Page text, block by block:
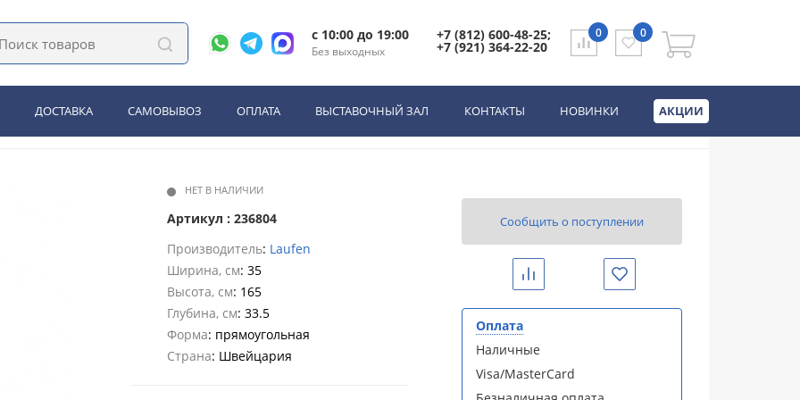
c 10:00 до 19:00
Без выходных
+7 (812) 600-48-25;
+7 (921) 364-22-20
0 0
ДОСТАВКА САМОВЫВОЗ ОПЛАТА ВЫСТАВОЧНЫЙ ЗАЛ КОНТАКТЫ НОВИНКИ АКЦИИ
в ванную комнату
слева, 4 стеклянные полки, белый матовый (4.0202.1.075.463.R)
Case 350х335х1650мм, с 1 дверцей, петли
белый матовый (4.0202.1.075.463.R)
НЕТ В НАЛИЧИИ
Артикул : 236804
Производитель: Laufen
Ширина, см: 35
Высота, см: 165
Глубина, см: 33.5
Форма: прямоугольная
Страна: Швейцария
Сообщить о поступлении
Сравнить Избранное
Оплата
Наличные
Visa/MasterCard